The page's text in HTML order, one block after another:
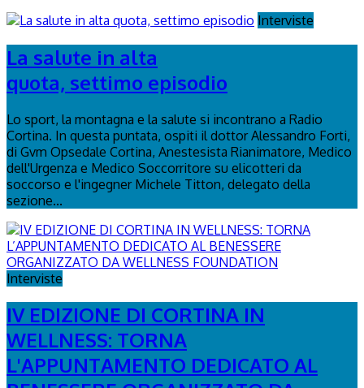
Interviste
La salute in alta
quota, settimo episodio
Lo sport, la montagna e la salute si incontrano a Radio
Cortina. In questa puntata, ospiti il dottor Alessandro Forti,
di Gvm Opsedale Cortina, Anestesista Rianimatore, Medico
dell'Urgenza e Medico Soccorritore su elicotteri da
soccorso e l'ingegner Michele Titton, delegato della
sezione...
Interviste
IV EDIZIONE DI CORTINA IN
WELLNESS: TORNA
L'APPUNTAMENTO DEDICATO AL